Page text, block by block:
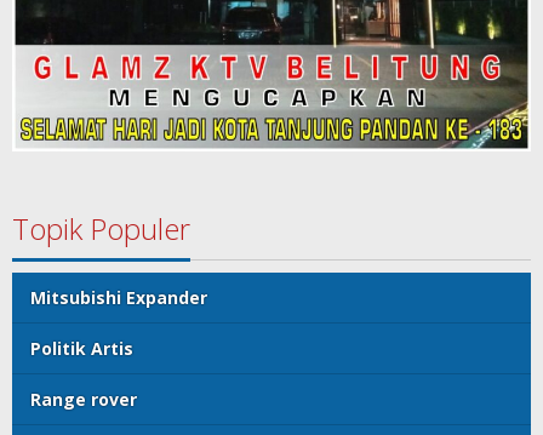
Topik Populer
Mitsubishi Expander
Politik Artis
Range rover